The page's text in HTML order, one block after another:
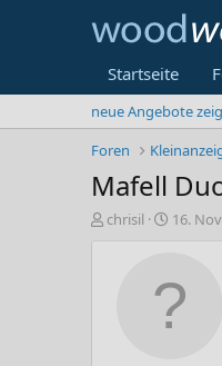
Startseite
neue Angebote
Foren
Mafell
E
chrisil
E
t
e
l
16.